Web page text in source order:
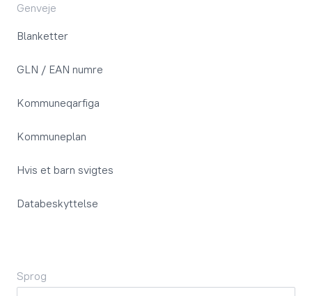
Genveje
Blanketter
GLN / EAN numre
Kommuneqarfiga
Kommuneplan
Hvis et barn svigtes
Databeskyttelse
Sprog
Sprog